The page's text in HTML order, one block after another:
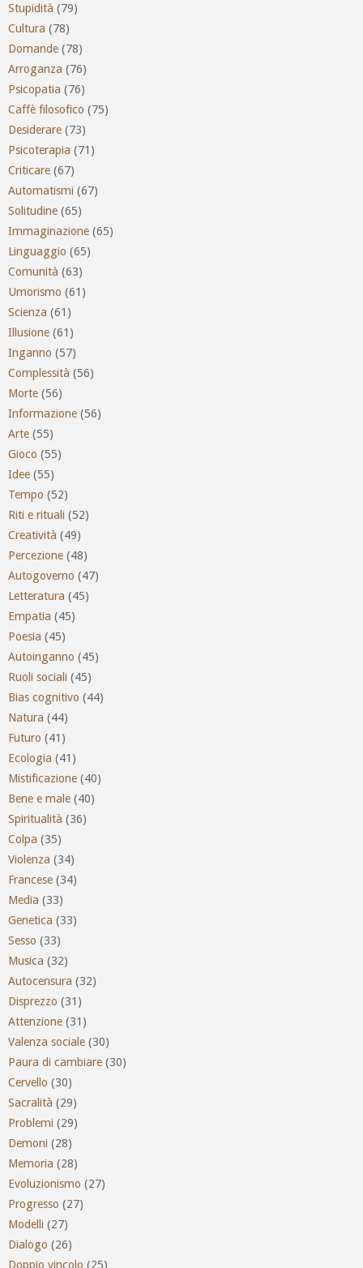
Stupidità (79)
Cultura (78)
Domande (78)
Arroganza (76)
Psicopatia (76)
Caffè filosofico (75)
Desiderare (73)
Psicoterapia (71)
Criticare (67)
Automatismi (67)
Solitudine (65)
Immaginazione (65)
Linguaggio (65)
Comunità (63)
Umorismo (61)
Scienza (61)
Illusione (61)
Inganno (57)
Complessità (56)
Morte (56)
Informazione (56)
Arte (55)
Gioco (55)
Idee (55)
Tempo (52)
Riti e rituali (52)
Creatività (49)
Percezione (48)
Autogoverno (47)
Letteratura (45)
Empatia (45)
Poesia (45)
Autoinganno (45)
Ruoli sociali (45)
Bias cognitivo (44)
Natura (44)
Futuro (41)
Ecologia (41)
Mistificazione (40)
Bene e male (40)
Spiritualità (36)
Colpa (35)
Violenza (34)
Francese (34)
Media (33)
Genetica (33)
Sesso (33)
Musica (32)
Autocensura (32)
Disprezzo (31)
Attenzione (31)
Valenza sociale (30)
Paura di cambiare (30)
Cervello (30)
Sacralità (29)
Problemi (29)
Demoni (28)
Memoria (28)
Evoluzionismo (27)
Progresso (27)
Modelli (27)
Dialogo (26)
Doppio vincolo (25)